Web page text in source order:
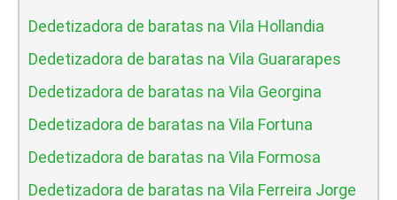
Dedetizadora de baratas na Vila Hollandia
Dedetizadora de baratas na Vila Guararapes
Dedetizadora de baratas na Vila Georgina
Dedetizadora de baratas na Vila Fortuna
Dedetizadora de baratas na Vila Formosa
Dedetizadora de baratas na Vila Ferreira Jorge